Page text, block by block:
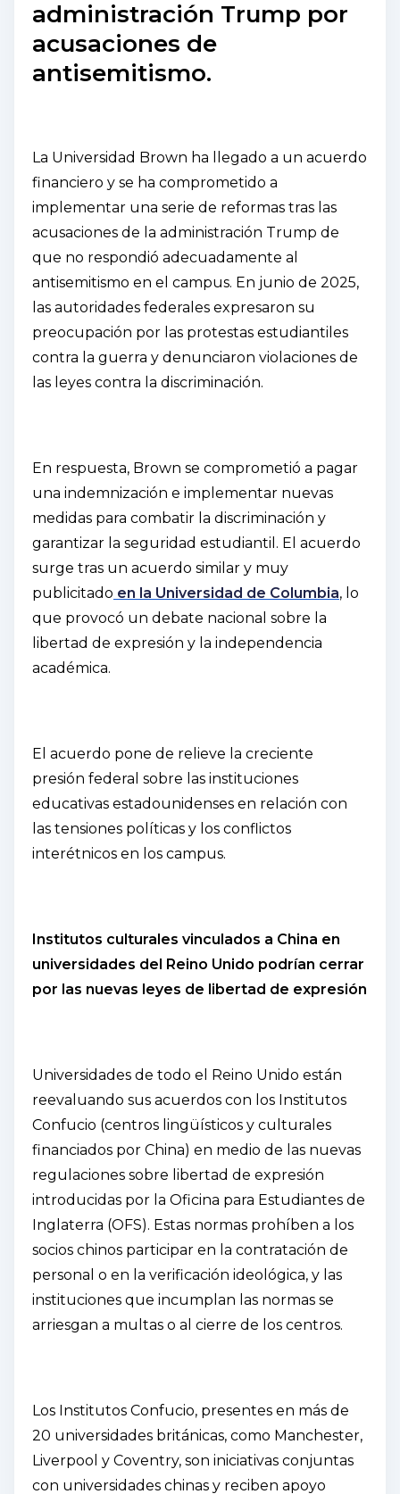
administración Trump por
acusaciones de
antisemitismo.
La Universidad Brown ha llegado a un acuerdo
financiero y se ha comprometido a
implementar una serie de reformas tras las
acusaciones de la administración Trump de
que no respondió adecuadamente al
antisemitismo en el campus. En junio de 2025,
las autoridades federales expresaron su
preocupación por las protestas estudiantiles
contra la guerra y denunciaron violaciones de
las leyes contra la discriminación.
En respuesta, Brown se comprometió a pagar
una indemnización e implementar nuevas
medidas para combatir la discriminación y
garantizar la seguridad estudiantil. El acuerdo
surge tras un acuerdo similar y muy
publicitado en la Universidad de Columbia, lo
que provocó un debate nacional sobre la
libertad de expresión y la independencia
académica.
El acuerdo pone de relieve la creciente
presión federal sobre las instituciones
educativas estadounidenses en relación con
las tensiones políticas y los conflictos
interétnicos en los campus.
Institutos culturales vinculados a China en
universidades del Reino Unido podrían cerrar
por las nuevas leyes de libertad de expresión
Universidades de todo el Reino Unido están
reevaluando sus acuerdos con los Institutos
Confucio (centros lingüísticos y culturales
financiados por China) en medio de las nuevas
regulaciones sobre libertad de expresión
introducidas por la Oficina para Estudiantes de
Inglaterra (OFS). Estas normas prohíben a los
socios chinos participar en la contratación de
personal o en la verificación ideológica, y las
instituciones que incumplan las normas se
arriesgan a multas o al cierre de los centros.
Los Institutos Confucio, presentes en más de
20 universidades británicas, como Manchester,
Liverpool y Coventry, son iniciativas conjuntas
con universidades chinas y reciben apoyo